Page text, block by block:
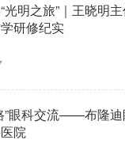
光明之旅”｜王晓明
研修纪实
”眼科交流——布隆
院